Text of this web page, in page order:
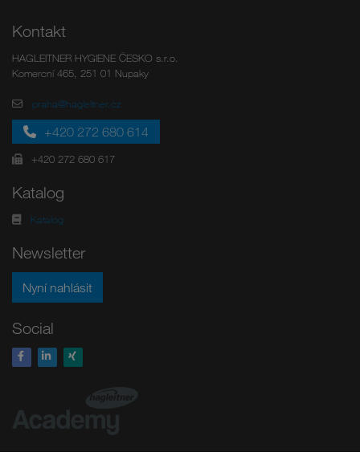
Kontakt
HAGLEITNER HYGIENE ČESKO s.r.o.
Komercní 465, 251 01 Nupaky
praha@hagleitner.cz
+420 272 680 614
+420 272 680 617
Katalog
Katalog
Newsletter
Nyní nahlásit
Social